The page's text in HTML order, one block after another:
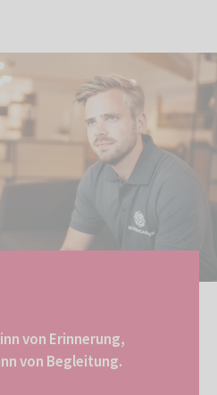
von Erinnerung,
von Begleitung.